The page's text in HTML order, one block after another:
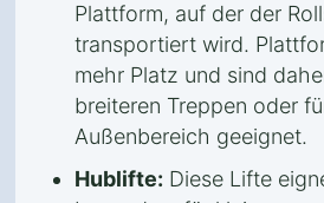
Plattform, auf der der
transportiert wird.
mehr Platz und sind
breiteren Treppen oder
Außenbereich geeignet.
Hublifte: Diese Lifte